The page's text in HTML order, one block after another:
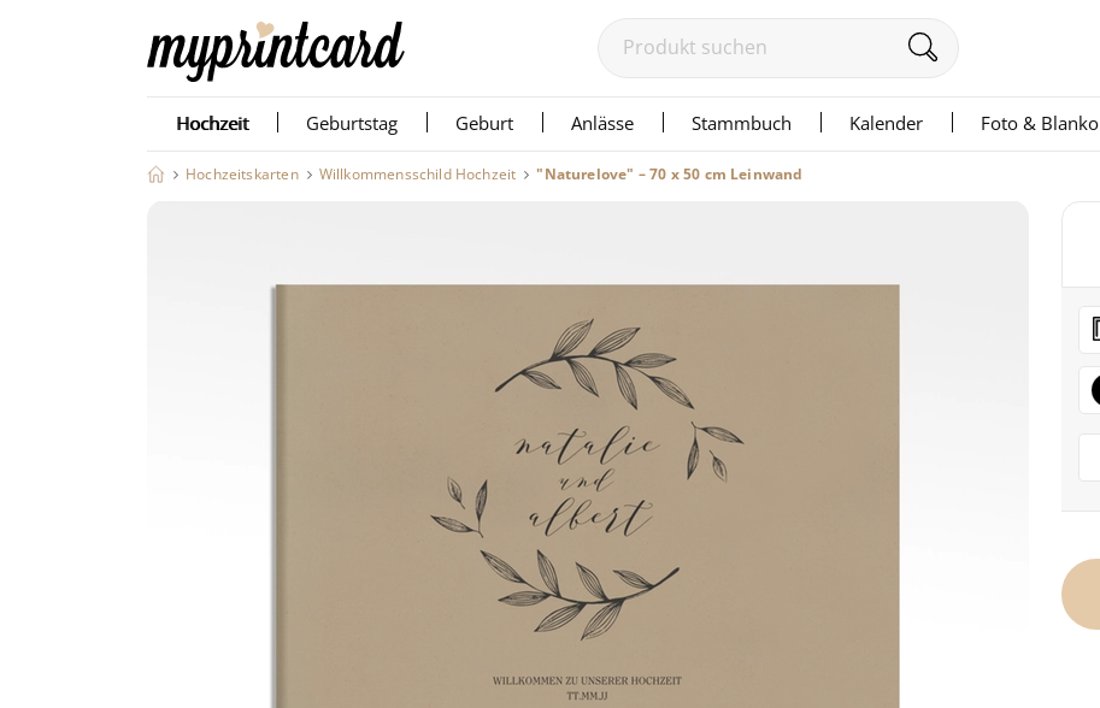
Hochzeit Geburtstag Geburt Anlässe Stammbuch Kalender Foto & Blanko
Hochzeitskarten Willkommensschild Hochzeit "Naturelove" – 70 x 50 cm Leinwand